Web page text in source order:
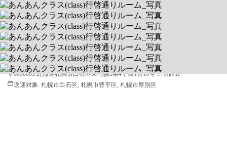
あんあんクラス(class)行啓通りルーム
💃ダンス教室開催＆作業療法士在籍
送迎あり 空きあり
平日 9:00～18:00 / 土 9:00～18:00
0030003 北海道札幌市白石区東札幌3条4丁目1番18号 三番館1F
送迎対象: 札幌市白石区, 札幌市豊平区, 札幌市厚別区